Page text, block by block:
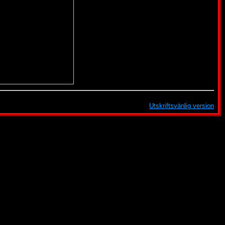
Utskriftsvänlig version